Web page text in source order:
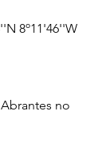
8º11'46''W
no